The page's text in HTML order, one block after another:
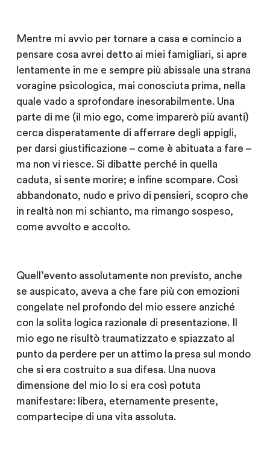
Mentre mi avvio per tornare a casa e comincio a
pensare cosa avrei detto ai miei famigliari, si apre
lentamente in me e sempre più abissale una strana
voragine psicologica, mai conosciuta prima, nella
quale vado a sprofondare inesorabilmente. Una
parte di me (il mio ego, come imparerò più avanti)
cerca disperatamente di afferrare degli appigli,
per darsi giustificazione – come è abituata a fare –
ma non vi riesce. Si dibatte perché in quella
caduta, si sente morire; e infine scompare. Così
abbandonato, nudo e privo di pensieri, scopro che
in realtà non mi schianto, ma rimango sospeso,
come avvolto e accolto.
Quell’evento assolutamente non previsto, anche
se auspicato, aveva a che fare più con emozioni
congelate nel profondo del mio essere anziché
con la solita logica razionale di presentazione. Il
mio ego ne risultò traumatizzato e spiazzato al
punto da perdere per un attimo la presa sul mondo
che si era costruito a sua difesa. Una nuova
dimensione del mio Io si era così potuta
manifestare: libera, eternamente presente,
compartecipe di una vita assoluta.